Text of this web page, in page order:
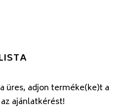
üres, adjon terméke(ke)t a
ajánlatkérést!